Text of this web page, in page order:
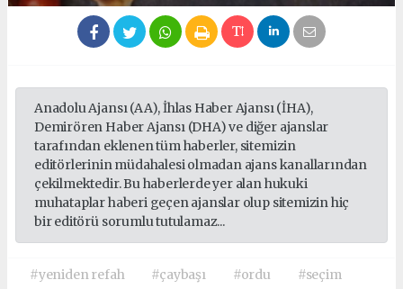
Anadolu Ajansı (AA), İhlas Haber Ajansı (İHA),
Demirören Haber Ajansı (DHA) ve diğer ajanslar
tarafından eklenen tüm haberler, sitemizin
editörlerinin müdahalesi olmadan ajans kanallarından
çekilmektedir. Bu haberlerde yer alan hukuki
muhataplar haberi geçen ajanslar olup sitemizin hiç
bir editörü sorumlu tutulamaz...
#yeniden refah #çaybaşı #ordu #seçim